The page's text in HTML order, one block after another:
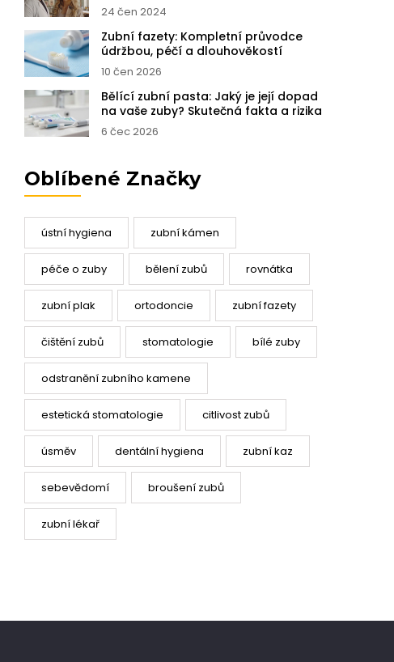
24 čen 2024
Zubní fazety: Kompletní průvodce
údržbou, péčí a dlouhověkostí
10 čen 2026
Bělící zubní pasta: Jaký je její dopad
na vaše zuby? Skutečná fakta a rizika
6 čec 2026
Oblíbené Značky
ústní hygiena zubní kámen
péče o zuby bělení zubů rovnátka
zubní plak ortodoncie zubní fazety
čištění zubů stomatologie bílé zuby
odstranění zubního kamene
estetická stomatologie citlivost zubů
úsměv dentální hygiena zubní kaz
sebevědomí broušení zubů
zubní lékař